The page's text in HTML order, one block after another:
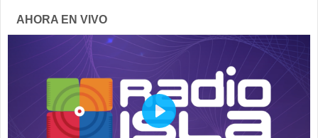
AHORA EN VIVO
P